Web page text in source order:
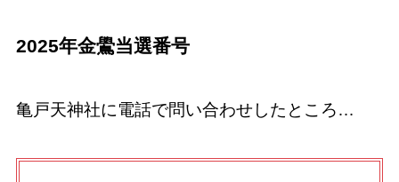
2025年金鷽当選番号
亀戸天神社に電話で問い合わせしたところ…